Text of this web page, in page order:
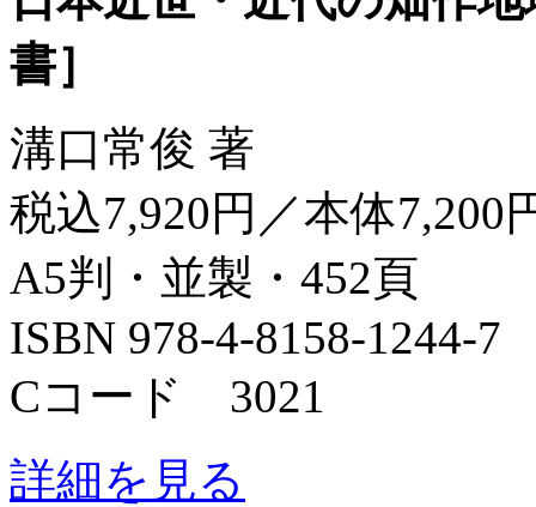
書］
溝口常俊 著
税込7,920円／本体7,200
A5判・並製・452頁
ISBN 978-4-8158-1244-7
Cコード 3021
詳細を見る